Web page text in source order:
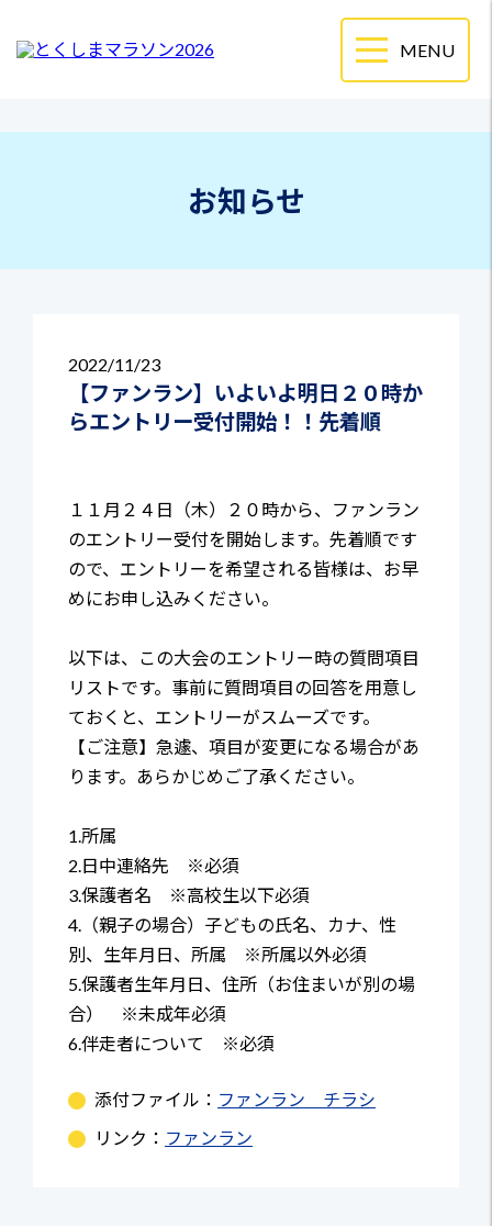
お知らせ
2022 11/23
【ファンラン】いよいよ明日２０時か
らエントリー受付開始！！先着順
１１月２４日（木）２０時から、ファンラン
のエントリー受付を開始します。先着順です
ので、エントリーを希望される皆様は、お早
めにお申し込みください。
以下は、この大会のエントリー時の質問項目
リストです。事前に質問項目の回答を用意し
ておくと、エントリーがスムーズです。
【ご注意】急遽、項目が変更になる場合があ
ります。あらかじめご了承ください。
1.所属
2.日中連絡先 ※必須
3.保護者名 ※高校生以下必須
4.（親子の場合）子どもの氏名、カナ、性
別、生年月日、所属 ※所属以外必須
5.保護者生年月日、住所（お住まいが別の場
合） ※未成年必須
6.伴走者について ※必須
添付ファイル： ファンラン チラシ
リンク： ファンラン